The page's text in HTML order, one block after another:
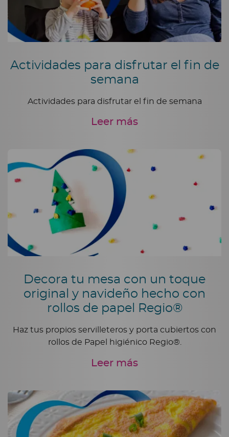
Actividades para disfrutar el fin de
semana
Actividades para disfrutar el fin de semana
Leer más
Decora tu mesa con un toque
original y navideño hecho con
rollos de papel Regio®
Haz tus propios servilleteros y porta cubiertos con
rollos de Papel higiénico Regio®.
Leer más